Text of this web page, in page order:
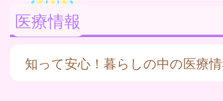
医療情報
知って安心！暮らしの中の医療